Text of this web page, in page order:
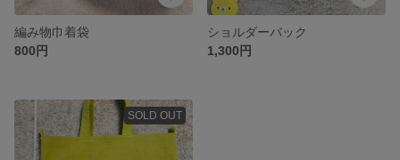
編み物巾着袋
800円
ショルダーバック
1,300円
SOLD OUT